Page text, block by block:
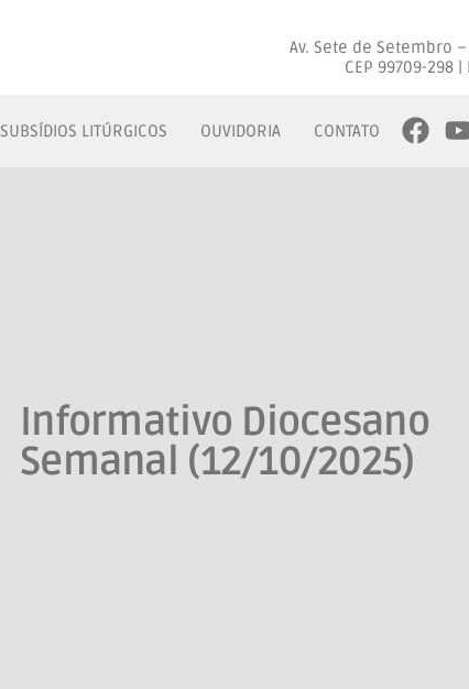
Av. Sete de Setembro
CEP 99709-298
SUBSÍDIOS LITÚRGICOS OUVIDORIA CONTATO
Informativo Diocesano
Semanal (12/10/2025)